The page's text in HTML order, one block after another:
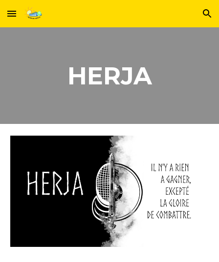
Skip to main content Skip to navigation
HERJA